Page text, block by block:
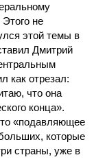
не
этой темы в
Дмитрий
как отрезал:
что она
конца».
«подавляющее
которые
страны, уже в